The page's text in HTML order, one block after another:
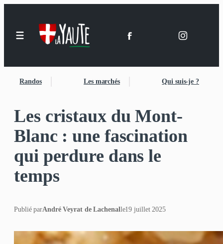
Randos Les marchés Qui suis-je ?
Les cristaux du Mont-
Blanc : une fascination
qui perdure dans le
temps
Publié parAndré Veyrat de Lachenalle19 juillet 2025